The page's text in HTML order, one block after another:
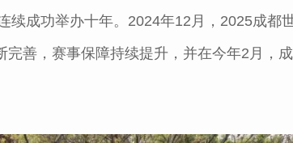
续成功举办十年。2024年12月，2025成都
善，赛事保障持续提升，并在今年2月，